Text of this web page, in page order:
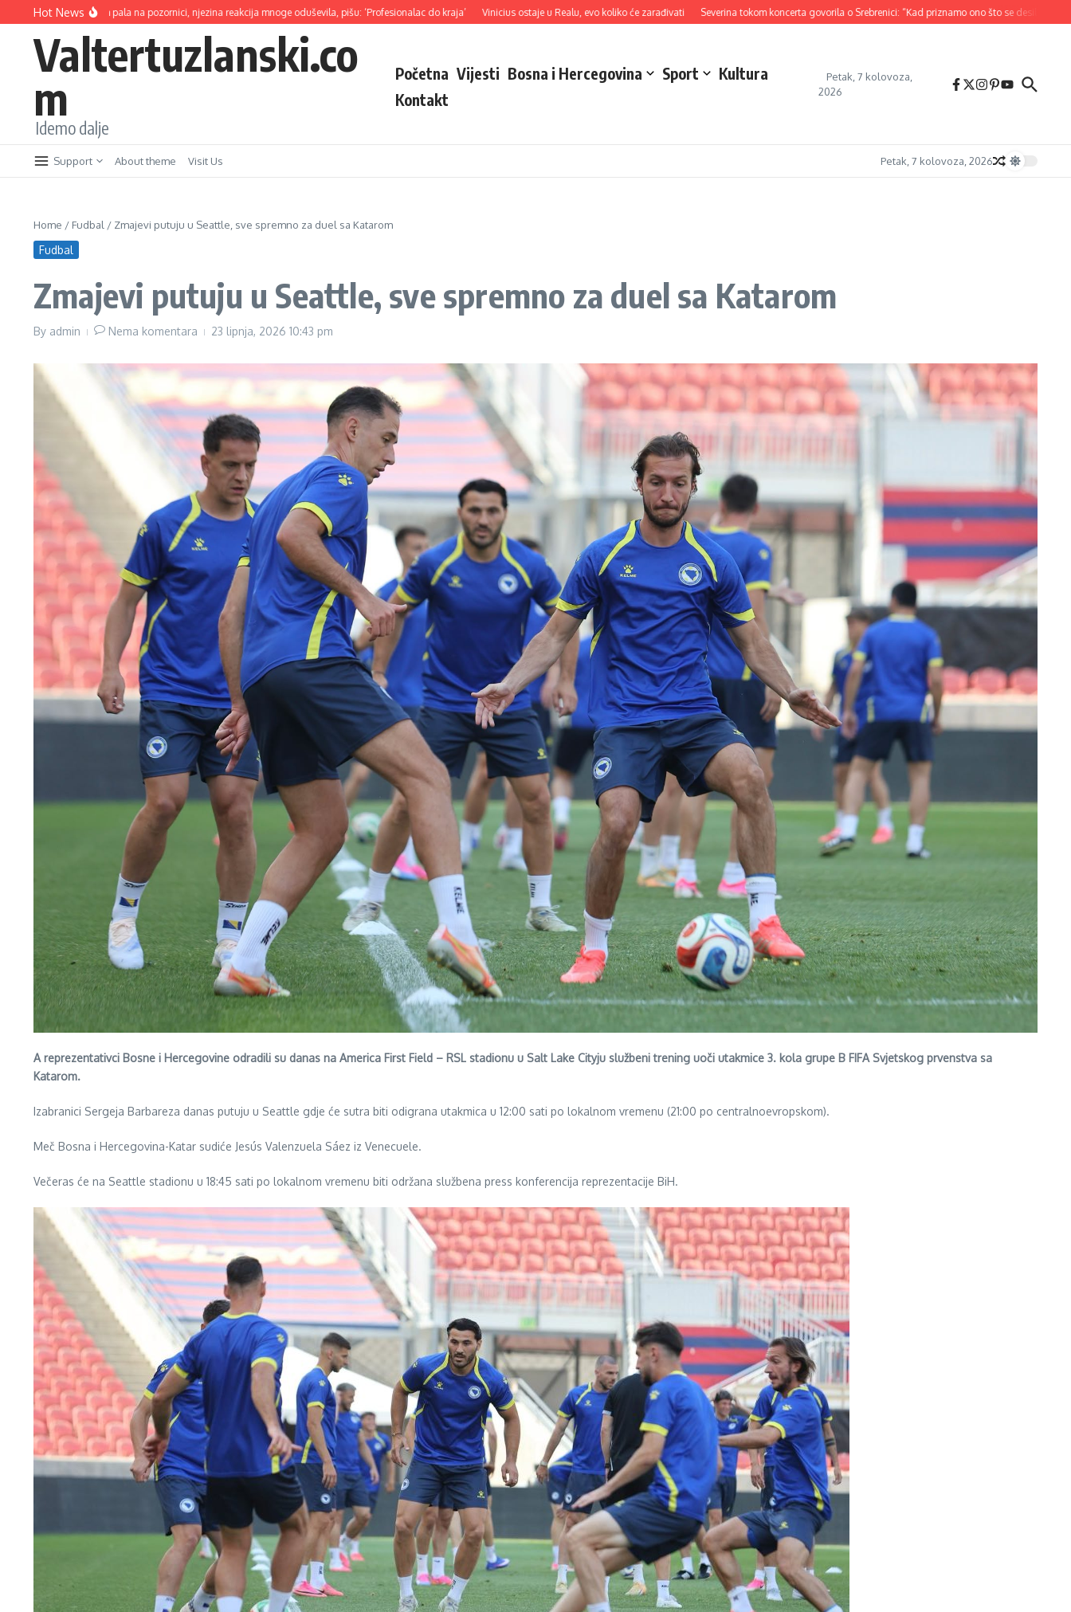
Skip to content
Hot News
jednom pala na pozornici, njezina reakcija mnoge oduševila, pišu: ‘Profesionalac do kraja’ Vinicius ostaje u Realu, evo koliko će zarađivati Severina tokom koncerta govorila o Srebrenici: “Kad priznamo ono što se desilo…” Lokalna
Valtertuzlanski.co
m
Idemo dalje
Početna Vijesti Bosna i Hercegovina Sport
Kultura
Kontakt
Petak, 7 kolovoza,
2026
Support About theme Visit Us Petak, 7 kolovoza, 2026
Home / Fudbal / Zmajevi putuju u Seattle, sve spremno za duel sa Katarom
Fudbal
Zmajevi putuju u Seattle, sve spremno za duel sa Katarom
By admin Nema komentara 23 lipnja, 2026 10:43 pm
A reprezentativci Bosne i Hercegovine odradili su danas na America First Field – RSL stadionu u Salt Lake Cityju službeni trening uoči utakmice 3. kola grupe B FIFA Svjetskog prvenstva sa
Katarom.
Izabranici Sergeja Barbareza danas putuju u Seattle gdje će sutra biti odigrana utakmica u 12:00 sati po lokalnom vremenu (21:00 po centralnoevropskom).
Meč Bosna i Hercegovina-Katar sudiće Jesús Valenzuela Sáez iz Venecuele.
Večeras će na Seattle stadionu u 18:45 sati po lokalnom vremenu biti održana službena press konferencija reprezentacije BiH.